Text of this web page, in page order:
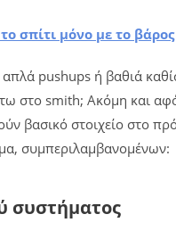
σπίτι μόνο με το
απλά pushups ή βαθιά
στο smith; Ακόμη και
βασικό στοιχείο στο
συμπεριλαμβανομένων:
συστήματος